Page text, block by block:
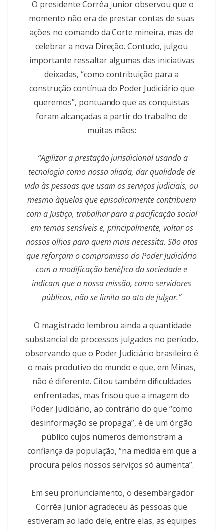
O presidente Corrêa Junior observou que o
momento não era de prestar contas de suas
ações no comando da Corte mineira, mas de
celebrar a nova Direção. Contudo, julgou
importante ressaltar algumas das iniciativas
deixadas, “como contribuição para a
construção contínua do Poder Judiciário que
queremos”, pontuando que as conquistas
foram alcançadas a partir do trabalho de
muitas mãos:
“Agilizar a prestação jurisdicional usando a
tecnologia como nossa aliada, dar qualidade de
vida às pessoas que usam os serviços judiciais, ou
mesmo àquelas que episodicamente contribuem
com a Justiça, trabalhar para a pacificação social
em temas sensíveis e, principalmente, voltar os
nossos olhos para quem mais necessita. São atos
que reforçam o compromisso do Poder Judiciário
com a modificação benéfica da sociedade e
indicam que a nossa missão, como servidores
públicos, não se limita ao ato de julgar.”
O magistrado lembrou ainda a quantidade
substancial de processos julgados no período,
observando que o Poder Judiciário brasileiro é
o mais produtivo do mundo e que, em Minas,
não é diferente. Citou também dificuldades
enfrentadas, mas frisou que a imagem do
Poder Judiciário, ao contrário do que “como
desinformação se propaga”, é de um órgão
público cujos números demonstram a
confiança da população, “na medida em que a
procura pelos nossos serviços só aumenta”.
Em seu pronunciamento, o desembargador
Corrêa Junior agradeceu às pessoas que
estiveram ao lado dele, entre elas, as equipes